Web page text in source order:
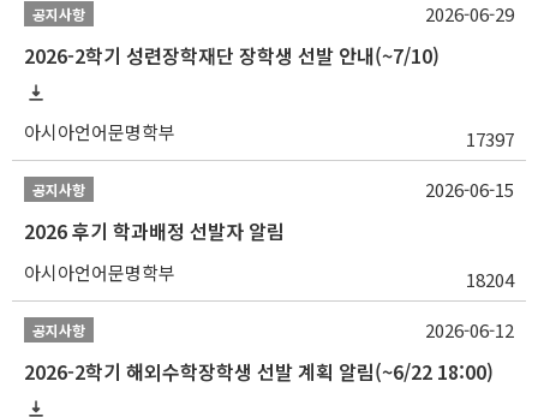
공지사항
2026-2학기 성련장학재단 장학생 선발 안내(~7/10)
아시아언어문명학부 17397
2026-06-29
공지사항
2026 후기 학과배정 선발자 알림
아시아언어문명학부 18204
2026-06-15
공지사항
2026-2학기 해외수학장학생 선발 계획 알림(~6/22 18:00)
2026-06-12